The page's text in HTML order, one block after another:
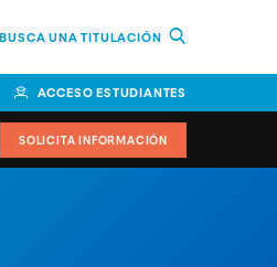
BUSCA UNA TITULACIÓN
ACCESO ESTUDIANTES
SOLICITA INFORMACIÓN